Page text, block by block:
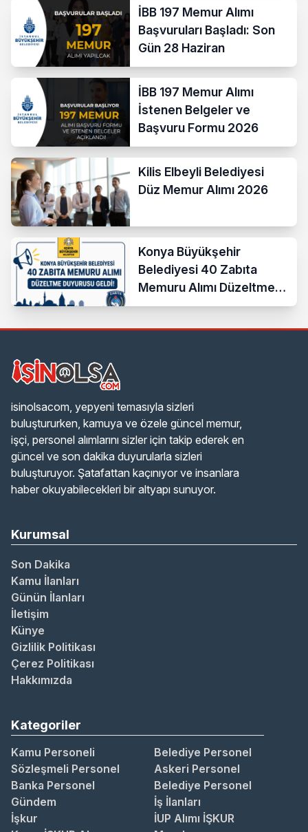
İBB 197 Memur Alımı
Başvuruları Başladı: Son
Gün 28 Haziran
İBB 197 Memur Alımı
İstenen Belgeler ve
Başvuru Formu 2026
Kilis Elbeyli Belediyesi
Düz Memur Alımı 2026
Konya Büyükşehir
Belediyesi 40 Zabıta
Memuru Alımı Düzeltme
Duyurusu Geldi!
isinolsacom, yepyeni temasıyla sizleri
buluştururken, kamuya ve özele güncel memur,
işçi, personel alımlarını sizler için takip ederek en
güncel ve son dakika duyurularla sizleri
buluşturuyor. Şatafattan kaçınıyor ve insanlara
haber okuyabilecekleri bir altyapı sunuyor.
Kurumsal
Son Dakika
Kamu İlanları
Günün İlanları
İletişim
Künye
Gizlilik Politikası
Çerez Politikası
Hakkımızda
Kategoriler
Kamu Personeli
Belediye Personel
Sözleşmeli Personel
Askeri Personel
Banka Personel
Belediye Personel
Gündem
İş İlanları
İşkur
İUP Alımı İŞKUR